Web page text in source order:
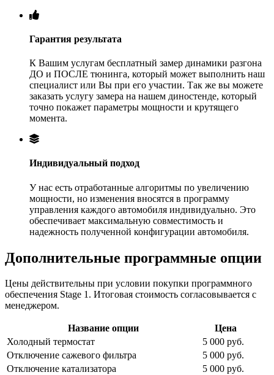
Гарантия результата
К Вашим услугам бесплатный замер динамики разгона
ДО и ПОСЛЕ тюнинга, который может выполнить наш
специалист или Вы при его участии. Так же вы можете
заказать услугу замера на нашем диностенде, который
точно покажет параметры мощности и крутящего
момента.
Индивидуальный подход
У нас есть отработанные алгоритмы по увеличению
мощности, но изменения вносятся в программу
управления каждого автомобиля индивидуально. Это
обеспечивает максимальную совместимость и
надежность полученной конфигурации автомобиля.
Дополнительные программные опции
Цены действительны при условии покупки программного
обеспечения Stage 1. Итоговая стоимость согласовывается с
менеджером.
Название опции
Цена
Холодный термостат
5 000 руб.
Отключение сажевого фильтра
5 000 руб.
Отключение катализатора
5 000 руб.